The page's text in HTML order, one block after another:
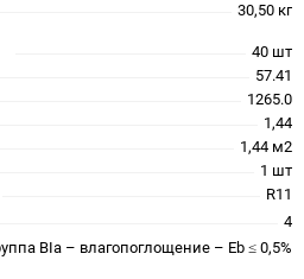
30,50 кг
40 шт
57.41
1265.0
1,44
1,44 м2
1 шт
R11
4
BIa – влагопоглощение – Eb ≤ 0,5%